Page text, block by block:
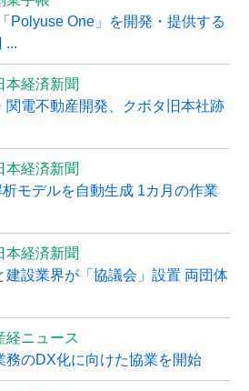
Polyuse One」を開発・提供する
...
本経済新聞
関電不動産開発、クボタ旧本社跡
本経済新聞
モデルを自動生成 1カ月の作業
本経済新聞
建設業界が「協議会」設置 両団体
経ニュース
務のDX化に向けた協業を開始